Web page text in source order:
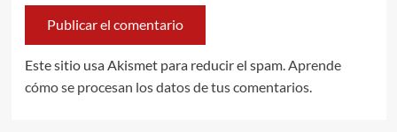
Este sitio usa Akismet para reducir el spam. Aprende
cómo se procesan los datos de tus comentarios.